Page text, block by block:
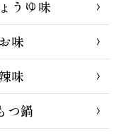
うゆ味
味
味
つ鍋